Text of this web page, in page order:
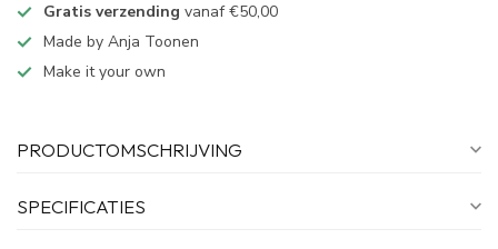
Gratis verzending vanaf €50,00
Made by Anja Toonen
Make it your own
PRODUCTOMSCHRIJVING
SPECIFICATIES